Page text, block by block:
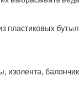
пластиковых
изолента,